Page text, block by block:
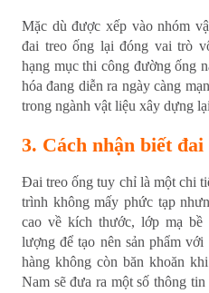
Mặc dù được xếp vào nhóm
đai treo ống lại đóng vai trò
hạng mục thi công đường ống
hóa đang diễn ra ngày càng
trong ngành vật liệu xây dựng
3. Cách nhận biết
Đai treo ống tuy chỉ là một chi
trình không mấy phức tạp
cao về kích thước, lớp mạ bề
lượng để tạo nên sản phẩm
hàng không còn băn khoăn
Nam sẽ đưa ra một số thông